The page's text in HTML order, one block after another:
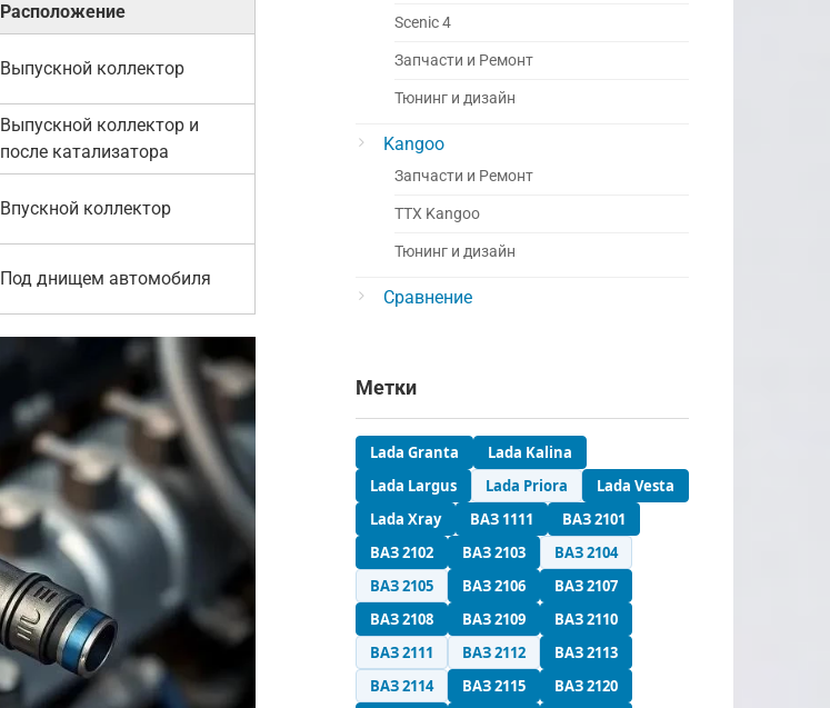
Расположение
Выпускной коллектор
Выпускной коллектор и
после катализатора
Впускной коллектор
Под днищем автомобиля
Scenic 4
Запчасти и Ремонт
Тюнинг и дизайн
Kangoo
Запчасти и Ремонт
ТТХ Kangoo
Тюнинг и дизайн
Сравнение
Метки
Lada Granta
Lada Kalina
Lada Largus
Lada Priora
Lada Vesta
Lada Xray
ВАЗ 1111
ВАЗ 2101
ВАЗ 2102
ВАЗ 2103
ВАЗ 2104
ВАЗ 2105
ВАЗ 2106
ВАЗ 2107
ВАЗ 2108
ВАЗ 2109
ВАЗ 2110
ВАЗ 2111
ВАЗ 2112
ВАЗ 2113
ВАЗ 2114
ВАЗ 2115
ВАЗ 2120